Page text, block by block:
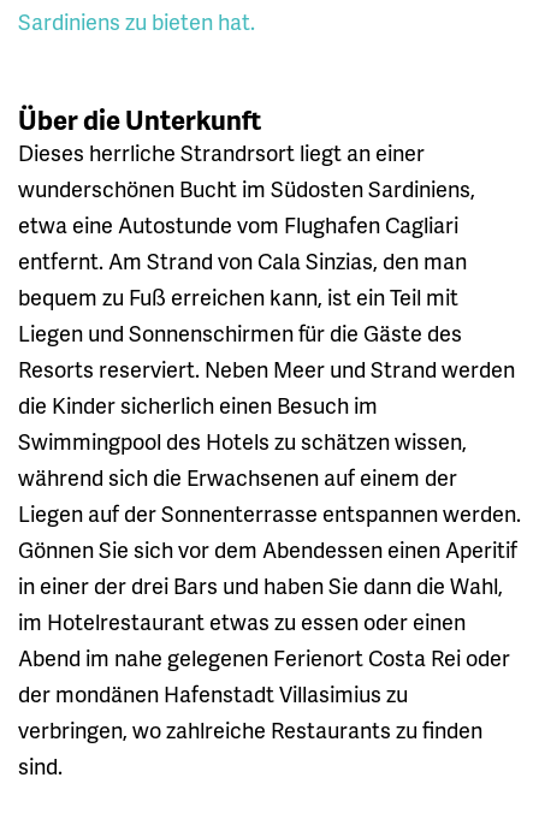
Sardiniens zu bieten hat.
Über die Unterkunft
Dieses herrliche Strandrsort liegt an einer
wunderschönen Bucht im Südosten Sardiniens,
etwa eine Autostunde vom Flughafen Cagliari
entfernt. Am Strand von Cala Sinzias, den man
bequem zu Fuß erreichen kann, ist ein Teil mit
Liegen und Sonnenschirmen für die Gäste des
Resorts reserviert. Neben Meer und Strand werden
die Kinder sicherlich einen Besuch im
Swimmingpool des Hotels zu schätzen wissen,
während sich die Erwachsenen auf einem der
Liegen auf der Sonnenterrasse entspannen werden.
Gönnen Sie sich vor dem Abendessen einen Aperitif
in einer der drei Bars und haben Sie dann die Wahl,
im Hotelrestaurant etwas zu essen oder einen
Abend im nahe gelegenen Ferienort Costa Rei oder
der mondänen Hafenstadt Villasimius zu
verbringen, wo zahlreiche Restaurants zu finden
sind.